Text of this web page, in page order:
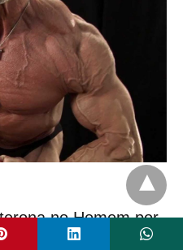
no Homem por